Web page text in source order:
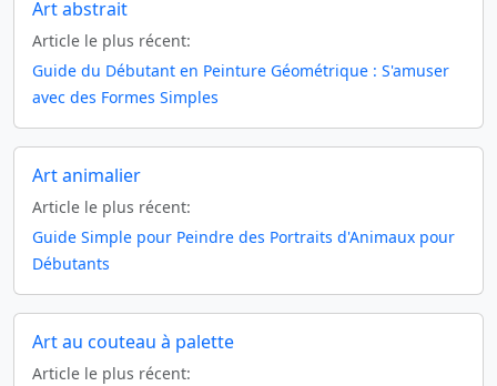
Art abstrait
Article le plus récent:
Guide du Débutant en Peinture Géométrique : S'amuser
avec des Formes Simples
Art animalier
Article le plus récent:
Guide Simple pour Peindre des Portraits d'Animaux pour
Débutants
Art au couteau à palette
Article le plus récent: